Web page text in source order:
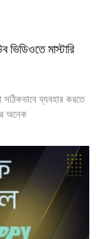
ভিডিওতে মাস্টারি
সঠিকভাবে ব্যবহার করতে
অনেক